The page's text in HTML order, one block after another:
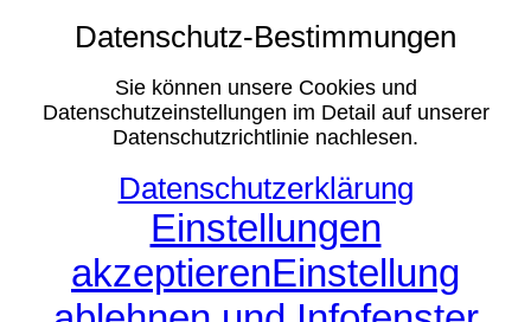
Datenschutz-Bestimmungen
Sie können unsere Cookies und
Datenschutzeinstellungen im Detail auf unserer
Datenschutzrichtlinie nachlesen.
Datenschutzerklärung
Einstellungen
akzeptierenEinstellung